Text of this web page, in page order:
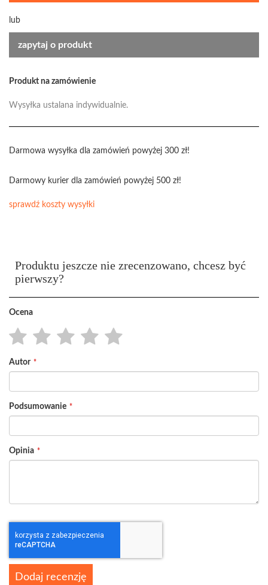
lub
zapytaj o produkt
Produkt na zamówienie
Wysyłka ustalana indywidualnie.
Darmowa wysyłka dla zamówień powyżej 300 zł!
Darmowy kurier dla zamówień powyżej 500 zł!
sprawdź koszty wysyłki
Produktu jeszcze nie zrecenzowano, chcesz być
pierwszy?
Ocena
star
stars
stars
stars
stars
Autor
Podsumowanie
Opinia
Dodaj recenzję